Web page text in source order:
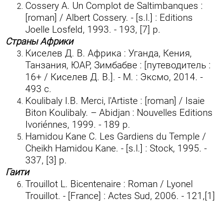
Cossery A. Un Complot de Saltimbanques :
[roman] / Albert Cossery. - [s.l.] : Editions
Joelle Losfeld, 1993. - 193, [7] p.
Страны Африки
Киселев Д. В. Африка : Уганда, Кения,
Танзания, ЮАР, Зимбабве : [путеводитель :
16+ / Киселев Д. В.]. - М. : Эксмо, 2014. -
493 с.
Koulibaly I.B. Merci, l'Artiste : [roman] / Isaie
Biton Koulibaly. – Abidjan : Nouvelles Editions
Ivoriénnes, 1999. - 189 p.
Hamidou Kane C. Les Gardiens du Temple /
Cheikh Hamidou Kane. - [s.l.] : Stock, 1995. -
337, [3] p.
Гаити
Trouillot L. Bicentenaire : Roman / Lyonel
Trouillot. - [France] : Actes Sud, 2006. - 121,[1]